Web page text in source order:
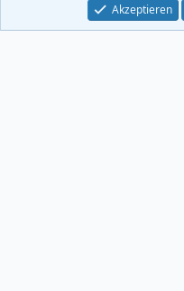
Akzeptieren